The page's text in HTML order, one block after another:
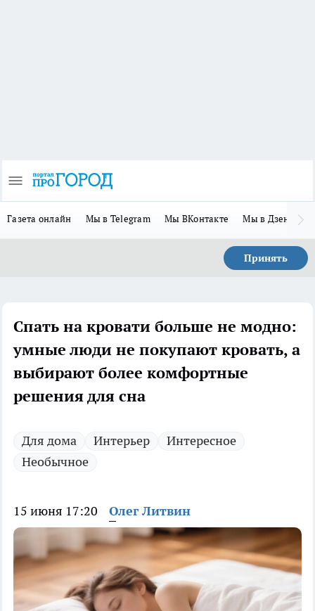
Газета онлайн Мы в Telegram Мы ВКонтакте Мы в Дзене
Принять
Спать на кровати больше не модно:
умные люди не покупают кровать, а
выбирают более комфортные
решения для сна
Для дома Интерьер
Интересное
Необычное
15 июня 17:20 Олег Литвин